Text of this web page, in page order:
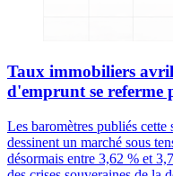
Taux immobiliers
d'emprunt se referme
Les baromètres publiés
dessinent un marché sous
désormais entre 3,62 % et